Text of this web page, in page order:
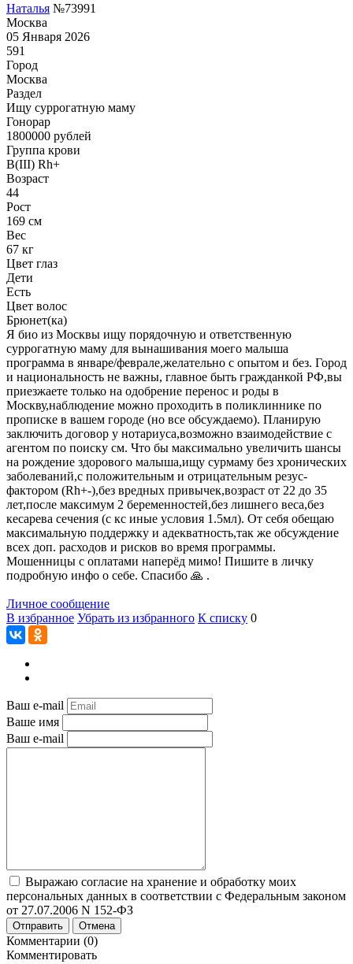
Наталья №73991
Москва
05 Января 2026
591
Город
Москва
Раздел
Ищу суррогатную маму
Гонoрар
1800000 рублей
Группа крови
B(III) Rh+
Возраст
44
Рост
169 см
Вес
67 кг
Цвет глаз
Дети
Есть
Цвет волос
Брюнет(ка)
Я био из Москвы ищу порядочную и ответственную
суррогатную маму для вынашивания моего малыша
программа в январе/феврале,желательно с опытом и без. Город
и национальность не важны, главное быть гражданкой РФ,вы
приезжаете только на одобрение перенос и роды в
Москву,наблюдение можно проходить в поликлиннике по
прописке в вашем городе (но все обсуждаемо). Планирую
заключить договор у нотариуса,возможно взаимодействие с
агентом по поиску см. Что бы максимально увеличить шансы
на рождение здорового малыша,ищу сурмаму без хронических
заболеваний,с положительным и отрицательным резус-
фактором (Rh+-),без вредных привычек,возраст от 22 до 35
лет,после максимум 2 беременностей,без лишнего веса,без
кесарева сечения (с кс иные условия 1.5мл). От себя обещаю
максимальную поддержку и адекватность,так же обсуждение
всех доп. расходов и рисков во время программы.
Мошенницы с оплатами наперёд мимо! Пишите в личку
подробную инфо о себе. Спасибо 🙏 .
Личное сообщение
В избранное Убрать из избранного К списку 0
Ваш e-mail
Ваше имя
Ваш e-mail
Выражаю согласие на хранение и обработку моих
персональных данных в соответствии с Федеральным законом
от 27.07.2006 N 152-ФЗ
Отправить Отмена
Комментарии (0)
Комментировать